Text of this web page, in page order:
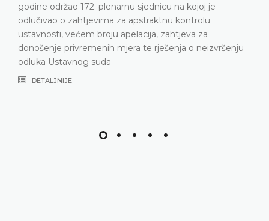
plenarnu sjednicu 2. i 3. jula 2026. godine
DETALJNIJE